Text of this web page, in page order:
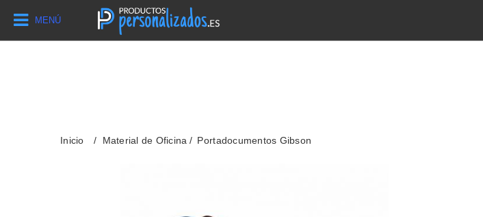
MENÚ
Inicio Material de Oficina Portadocumentos Gibson